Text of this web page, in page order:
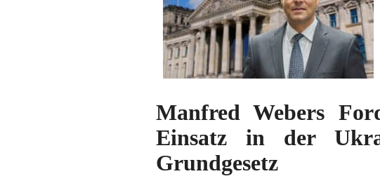
Manfred Webers
Einsatz in der
Grundgesetz